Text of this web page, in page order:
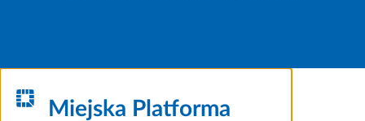
Miejska Platforma